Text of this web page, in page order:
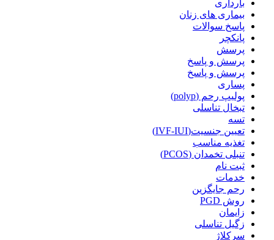
بارداری
بیماری های زنان
پاسخ سوالات
پانکچر
پرسش
پرسش و پاسخ
پرسش و پاسخ
پساری
پولیپ رحم (polyp)
تبخال تناسلی
تسه
تعیین جنسیت(IVF-IUI)
تغذیه مناسب
تنبلی تخمدان (PCOS)
ثبت نام
خدمات
رحم جایگزین
روش PGD
زایمان
زگیل تناسلی
سرکلاژ